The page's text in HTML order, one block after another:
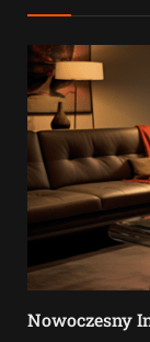
Nowoczesny